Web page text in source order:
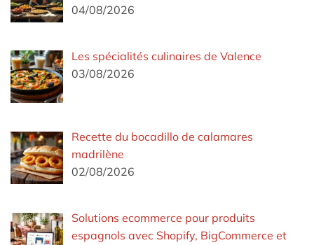
04/08/2026
Les spécialités culinaires de Valence
03/08/2026
Recette du bocadillo de calamares
madrilène
02/08/2026
Solutions ecommerce pour produits
espagnols avec Shopify, BigCommerce et